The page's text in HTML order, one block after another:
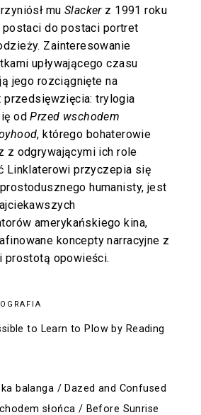
mu Slackerz 1991 roku
do postaci portret
Zainteresowanie
upływającego czasu
jego rozciągnięte na
przedsięwzięcia: trylogia
odPrzed wschodem
, którego bohaterowie
z odgrywającymi ich role
Linklaterowi przyczepia się
humanisty, jest
amerykańskiego kina,
koncepty narracyjne z
prostotą opowieści.
to Learn to Plow by Reading
balanga / Dazed and Confused
słońca / Before Sunrise